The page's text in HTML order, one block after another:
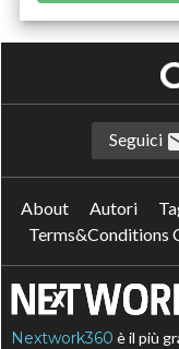
Seguici
About Autori
Terms&Conditions
Nextwork360 è il più